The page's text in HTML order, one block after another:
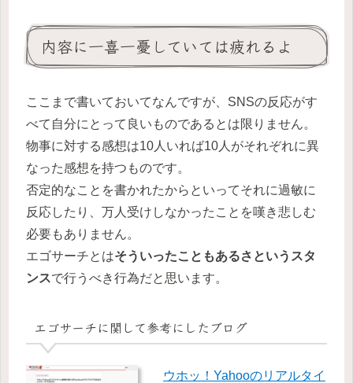
内容に一喜一憂していては疲れるよ
ここまで書いておいてなんですが、SNSの反応がす
べて自分にとって良いものであるとは限りません。
物事に対する感想は10人いれば10人がそれぞれに異
なった感想を持つものです。
否定的なことを書かれたからといってそれに過敏に
反応したり、万人受けしなかったことを嘆き悲しむ
必要もありません。
エゴサーチとはそういったこともあるさというスタ
ンスで行うべき行為だと思います。
エゴサーチに関して参考にしたブログ
ウホッ！Yahooのリアルタイ